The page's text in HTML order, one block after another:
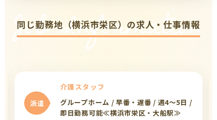
Job Information
同じ勤務地（横浜市栄区）の求人・仕事情報
派遣
介護スタッフ
グループホーム / 早番・遅番 / 週4～5日 /
即日勤務可能≪横浜市栄区・大船駅≫